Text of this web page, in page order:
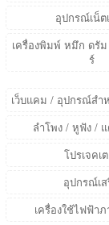
อุปกรณ์เน็ต
เครื่องพิมพ์ หมึก ดรั
ร์
เว็บแคม / อุปกรณ์สำ
ลำโพง / หูฟัง /
โปรเจคเ
อุปกรณ์เ
เครื่องใช้ไฟฟ้า